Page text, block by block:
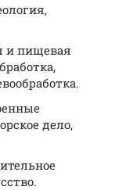
и пищевая
дело,